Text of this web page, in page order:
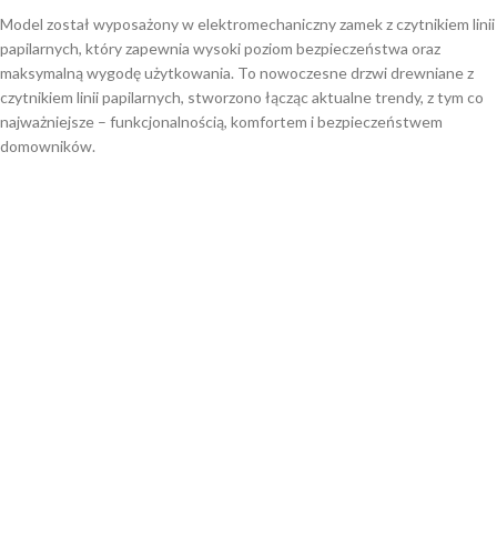
Model został wyposażony w elektromechaniczny zamek z czytnikiem linii
papilarnych, który zapewnia wysoki poziom bezpieczeństwa oraz
maksymalną wygodę użytkowania. To nowoczesne drzwi drewniane z
czytnikiem linii papilarnych, stworzono łącząc aktualne trendy, z tym co
najważniejsze – funkcjonalnością, komfortem i bezpieczeństwem
domowników.